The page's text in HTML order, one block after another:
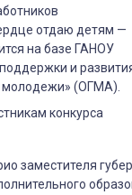
отдаю детям —
на базе ГАНОУ
и
молодежи» (ОГМА).
конкурса
заместителя